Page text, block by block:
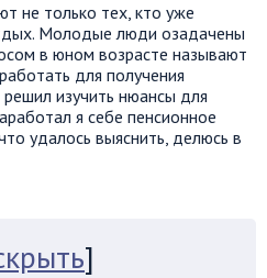
не только тех, кто уже
Молодые люди озадачены
в юном возрасте называют
для получения
изучить нюансы для
я себе пенсионное
удалось выяснить, делюсь в
]